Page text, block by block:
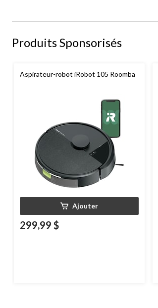
Produits Sponsorisés
Aspirateur-robot iRobot 105 Roomba
Ajouter
299,99 $